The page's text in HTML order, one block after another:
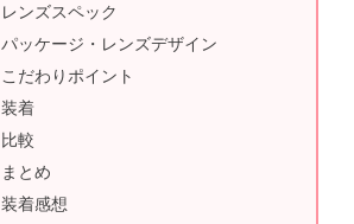
レンズスペック
パッケージ・レンズデザイン
こだわりポイント
装着
比較
まとめ
装着感想